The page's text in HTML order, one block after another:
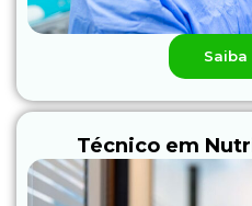
Saiba
Técnico em